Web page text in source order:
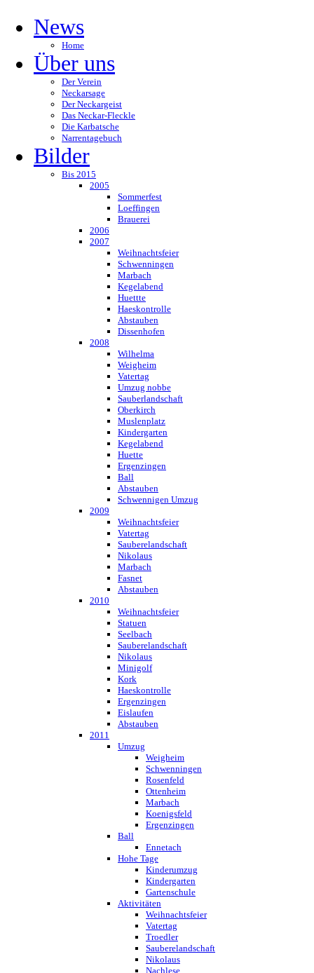
News
Home
Über uns
Der Verein
Neckarsage
Der Neckargeist
Das Neckar-Fleckle
Die Karbatsche
Narrentagebuch
Bilder
Bis 2015
2005
Sommerfest
Loeffingen
Brauerei
2006
2007
Weihnachtsfeier
Schwenningen
Marbach
Kegelabend
Huettte
Haeskontrolle
Abstauben
Dissenhofen
2008
Wilhelma
Weigheim
Vatertag
Umzug nobbe
Sauberlandschaft
Oberkirch
Muslenplatz
Kindergarten
Kegelabend
Huette
Ergenzingen
Ball
Abstauben
Schwennigen Umzug
2009
Weihnachtsfeier
Vatertag
Sauberelandschaft
Nikolaus
Marbach
Fasnet
Abstauben
2010
Weihnachtsfeier
Statuen
Seelbach
Sauberelandschaft
Nikolaus
Minigolf
Kork
Haeskontrolle
Ergenzingen
Eislaufen
Abstauben
2011
Umzug
Weigheim
Schwenningen
Rosenfeld
Ottenheim
Marbach
Koenigsfeld
Ergenzingen
Ball
Ennetach
Hohe Tage
Kinderumzug
Kindergarten
Gartenschule
Aktivitäten
Weihnachtsfeier
Vatertag
Troedler
Sauberelandschaft
Nikolaus
Nachlese